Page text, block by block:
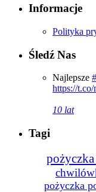
Informacje
Polityka
Śledź Nas
Najlepsze
https://
10 lat
Tagi
pożyczka